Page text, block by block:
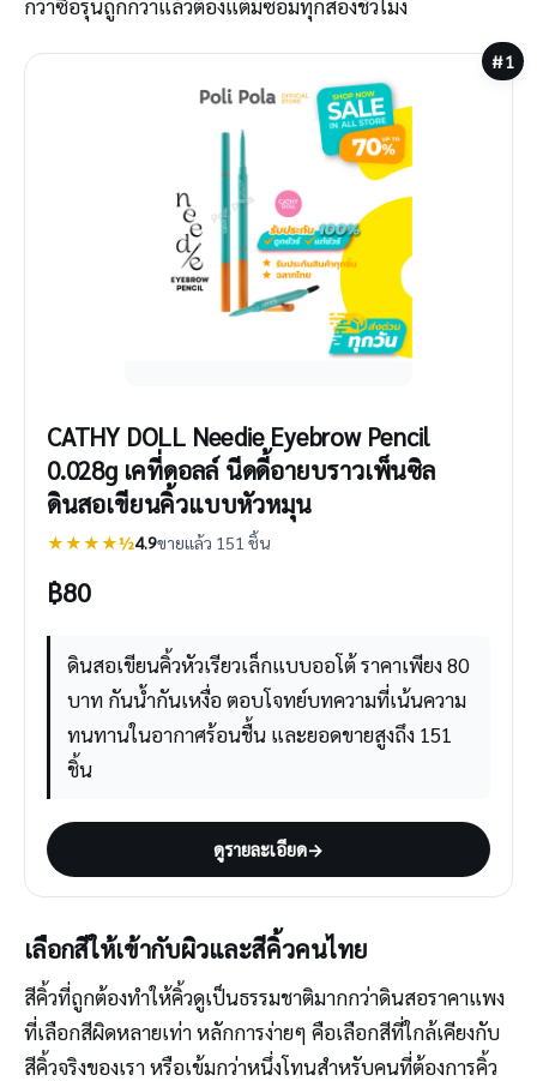
กว่าซื้อรุ่นถูกกว่าแล้วต้องแต้มซ่อมทุกสองชั่วโมง
#1
CATHY DOLL Needie Eyebrow Pencil
0.028g เคที่ดอลล์ นีดดี้อายบราวเพ็นซิล
ดินสอเขียนคิ้วแบบหัวหมุน
★★★★½4.9ขายแล้ว 151 ชิ้น
฿80
ดินสอเขียนคิ้วหัวเรียวเล็กแบบออโต้ ราคาเพียง 80
บาท กันน้ำกันเหงื่อ ตอบโจทย์บทความที่เน้นความ
ทนทานในอากาศร้อนชื้น และยอดขายสูงถึง 151
ชิ้น
ดูรายละเอียด→
เลือกสีให้เข้ากับผิวและสีคิ้วคนไทย
สีคิ้วที่ถูกต้องทำให้คิ้วดูเป็นธรรมชาติมากกว่าดินสอราคาแพง
ที่เลือกสีผิดหลายเท่า หลักการง่ายๆ คือเลือกสีที่ใกล้เคียงกับ
สีคิ้วจริงของเรา หรือเข้มกว่าหนึ่งโทนสำหรับคนที่ต้องการคิ้ว